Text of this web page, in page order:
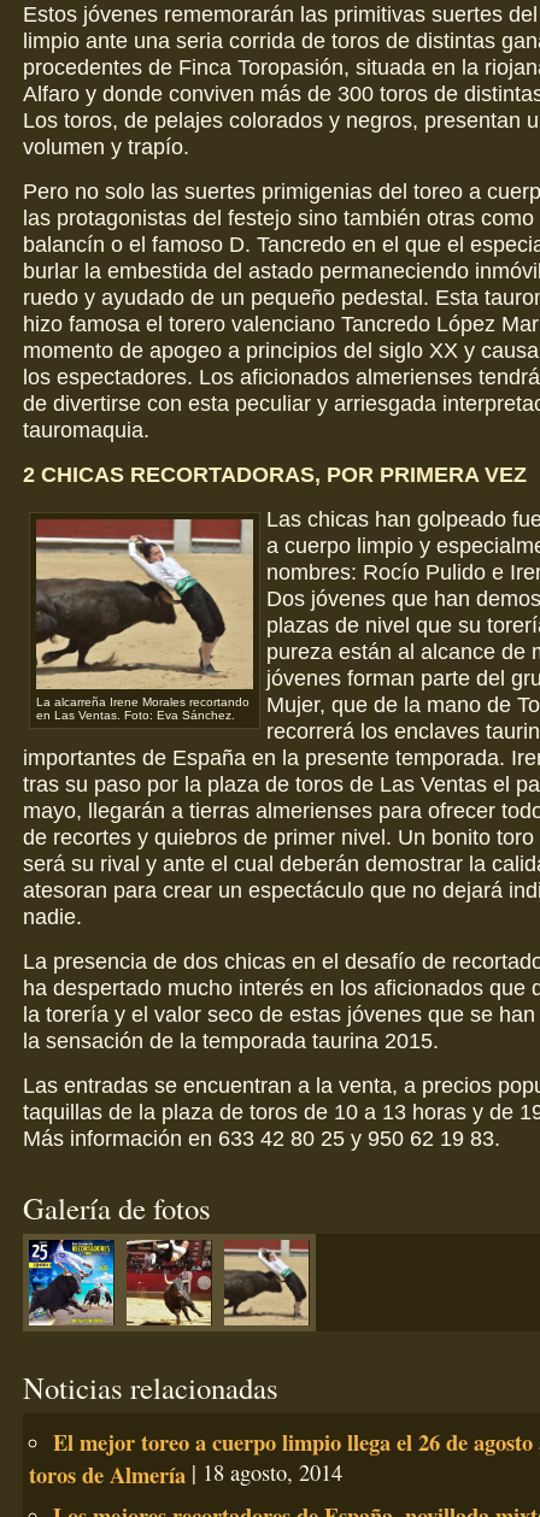
Estos jóvenes rememorarán las primitivas suertes
limpio ante una seria corrida de toros de distintas
procedentes de Finca Toropasión, situada en la
Alfaro y donde conviven más de 300 toros de
Los toros, de pelajes colorados y negros, presentan
volumen y trapío.
Pero no solo las suertes primigenias del toreo a
las protagonistas del festejo sino también otras como
balancín o el famoso D. Tancredo en el que el
burlar la embestida del astado permaneciendo
ruedo y ayudado de un pequeño pedestal. Esta
hizo famosa el torero valenciano Tancredo López
momento de apogeo a principios del siglo XX y
los espectadores. Los aficionados almerienses
de divertirse con esta peculiar y arriesgada
tauromaquia.
2 CHICAS RECORTADORAS, POR PRIMERA VEZ
La alcarreña Irene Morales recortando
en Las Ventas. Foto: Eva Sánchez.
Las chicas han golpeado
a cuerpo limpio y
nombres: Rocío Pulido e
Dos jóvenes que han
plazas de nivel que su
pureza están al alcance de
jóvenes forman parte del
Mujer, que de la mano de
recorrerá los enclaves
importantes de España en la presente temporada.
tras su paso por la plaza de toros de Las Ventas el
mayo, llegarán a tierras almerienses para ofrecer
de recortes y quiebros de primer nivel. Un bonito toro
será su rival y ante el cual deberán demostrar la
atesoran para crear un espectáculo que no dejará
nadie.
La presencia de dos chicas en el desafío de
ha despertado mucho interés en los aficionados que
la torería y el valor seco de estas jóvenes que se
la sensación de la temporada taurina 2015.
Las entradas se encuentran a la venta, a precios
taquillas de la plaza de toros de 10 a 13 horas y de
Más información en 633 42 80 25 y 950 62 19 83.
Galería de fotos
Noticias relacionadas
El mejor toreo a cuerpo limpio llega el 26 de agosto
toros de Almería | 18 agosto, 2014